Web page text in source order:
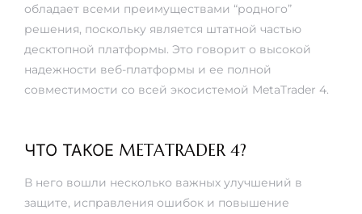
обладает всеми преимуществами “родного”
решения, поскольку является штатной частью
десктопной платформы. Это говорит о высокой
надежности веб-платформы и ее полной
совместимости со всей экосистемой MetaTrader 4.
ЧТО ТАКОЕ METATRADER 4?
В него вошли несколько важных улучшений в
защите, исправления ошибок и повышение